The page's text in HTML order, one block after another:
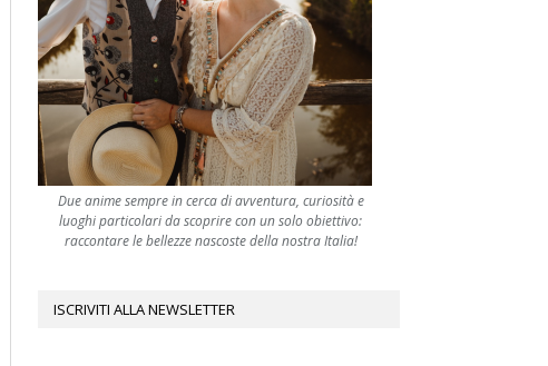
Due anime sempre in cerca di avventura, curiosità e
luoghi particolari da scoprire con un solo obiettivo:
raccontare le bellezze nascoste della nostra Italia!
ISCRIVITI ALLA NEWSLETTER